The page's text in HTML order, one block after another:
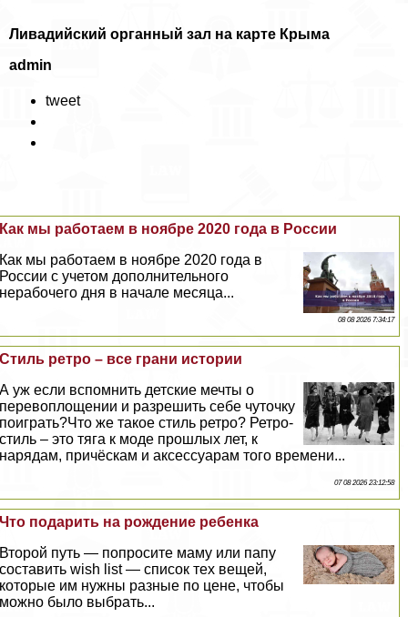
Ливадийский органный зал на карте Крыма
admin
tweet
Как мы работаем в ноябре 2020 года в России
Как мы работаем в ноябре 2020 года в
России с учетом дополнительного
нерабочего дня в начале месяца...
08 08 2026 7:34:17
Стиль ретро – все грани истории
А уж если вспомнить детские мечты о
перевоплощении и разрешить себе чуточку
поиграть?Что же такое стиль ретро? Ретро-
стиль – это тяга к моде прошлых лет, к
нарядам, причёскам и аксессуарам того времени...
07 08 2026 23:12:58
Что подарить на рождение ребенка
Второй путь — попросите маму или папу
составить wish list — список тех вещей,
которые им нужны разные по цене, чтобы
можно было выбрать...